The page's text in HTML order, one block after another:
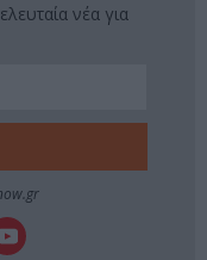
νέα για